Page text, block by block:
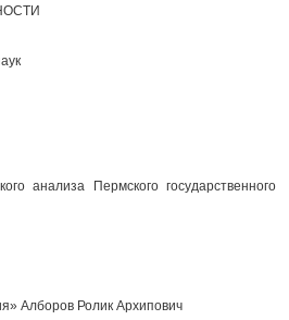
анализа Пермского государственного
Алборов Ролик Архипович